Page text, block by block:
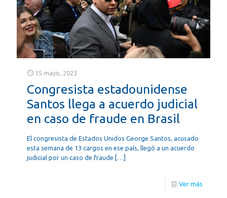
15 mayo, 2023
Congresista estadounidense
Santos llega a acuerdo judicial
en caso de fraude en Brasil
El congresista de Estados Unidos George Santos, acusado
esta semana de 13 cargos en ese país, llegó a un acuerdo
judicial por un caso de fraude […]
Ver más